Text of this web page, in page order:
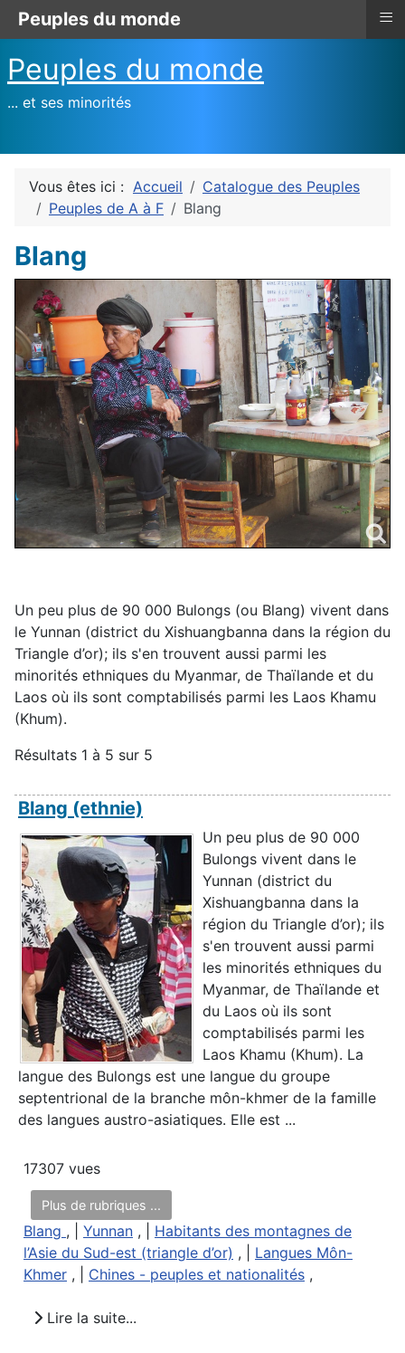
Peuples du monde
... et ses minorités
Vous êtes ici : Accueil
Catalogue des Peuples
Peuples de A à F
Blang
Blang
Un peu plus de 90 000 Bulongs (ou Blang) vivent dans
le Yunnan (district du Xishuangbanna dans la région du
Triangle d’or); ils s'en trouvent aussi parmi les
minorités ethniques du Myanmar, de Thaïlande et du
Laos où ils sont comptabilisés parmi les Laos Khamu
(Khum).
Résultats 1 à 5 sur 5
Blang (ethnie)
Un peu plus de 90 000
Bulongs vivent dans le
Yunnan (district du
Xishuangbanna dans la
région du Triangle d’or); ils
s'en trouvent aussi parmi
les minorités ethniques du
Myanmar, de Thaïlande et
du Laos où ils sont
comptabilisés parmi les
Laos Khamu (Khum). La
langue des Bulongs est une langue du groupe
septentrional de la branche môn-khmer de la famille
des langues austro-asiatiques. Elle est ...
17307 vues
Plus de rubriques ...
Blang , | Yunnan , | Habitants des montagnes de
l’Asie du Sud-est (triangle d’or) , | Langues Môn-
Khmer , | Chines - peuples et nationalités ,
Lire la suite...
Peuples du monde ≡